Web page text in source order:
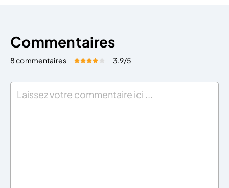
Commentaires
8 commentaires Évaluez cet article:
3.9/5